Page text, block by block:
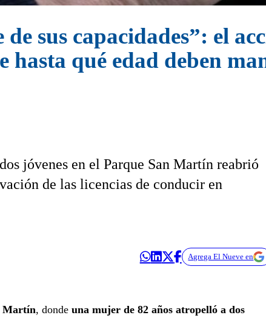
sus capacidades”: el
hasta qué edad deben
jóvenes en el Parque San Martín reabrió
de las licencias de conducir en
Agrega El Nueve en
Martín, donde una mujer de 82 años atropelló a dos